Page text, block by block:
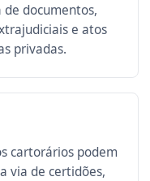
documentos,
e atos
privadas.
cartorários podem
via de certidões,